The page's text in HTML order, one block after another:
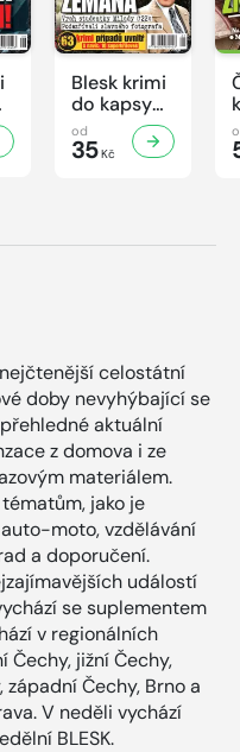
Blesk krimi
do kapsy
č.5/2026
od
35Kč
celostátní
doby nevyhýbající se
aktuální
z domova i ze
materiálem.
jako je
moto, vzdělávání
a doporučení.
událostí
se suplementem
v regionálních
Čechy, jižní Čechy,
Čechy, Brno a
V neděli vychází
BLESK.